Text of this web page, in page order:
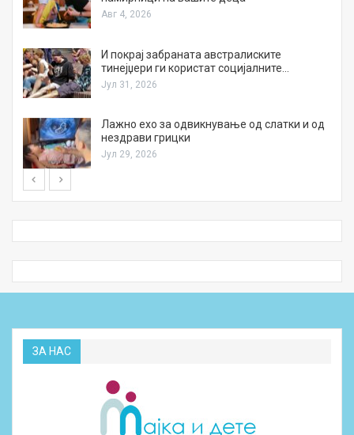
Авг 4, 2026
И покрај забраната австралиските
тинејџери ги користат социјалните…
Јул 31, 2026
Лажно ехо за одвикнување од слатки и од
нездрави грицки
Јул 29, 2026
ЗА НАС